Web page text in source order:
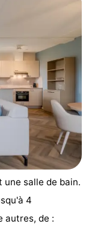
une salle de bain.
4
autres, de :